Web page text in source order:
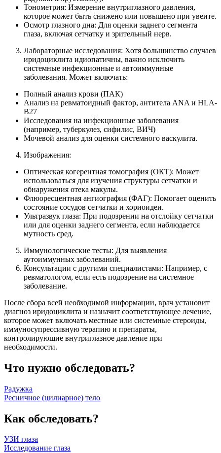
Тонометрия: Измерение внутриглазного давления,
которое может быть снижено или повышено при увеите.
Осмотр глазного дна: Для оценки заднего сегмента
глаза, включая сетчатку и зрительный нерв.
Лабораторные исследования: Хотя большинство случаев
иридоциклита идиопатичны, важно исключить
системные инфекционные и автоиммунные
заболевания. Может включать:
Полный анализ крови (ПАК)
Анализ на ревматоидный фактор, антитела ANA и HLA-
B27
Исследования на инфекционные заболевания
(например, туберкулез, сифилис, ВИЧ)
Мочевой анализ для оценки системного васкулита.
Изображения:
Оптическая когерентная томография (ОКТ): Может
использоваться для изучения структуры сетчатки и
обнаружения отека макулы.
Флюоресцентная ангиография (ФАГ): Помогает оценить
состояние сосудов сетчатки и хориоидеи.
Ультразвук глаза: При подозрении на отслойку сетчатки
или для оценки заднего сегмента, если наблюдается
мутность сред.
Иммунологические тесты: Для выявления
аутоиммунных заболеваний.
Консультации с другими специалистами: Например, с
ревматологом, если есть подозрение на системное
заболевание.
После сбора всей необходимой информации, врач установит
диагноз иридоциклита и назначит соответствующее лечение,
которое может включать местные или системные стероиды,
иммуносупрессивную терапию и препараты,
контролирующие внутриглазное давление при
необходимости.
Что нужно обследовать?
Радужка
Ресничное (цилиарное) тело
Как обследовать?
УЗИ глаза
Исследование глаза